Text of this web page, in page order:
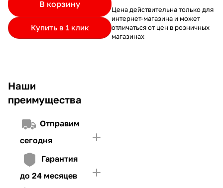
В корзину
Купить в 1 клик
Наши
преимущества
Отправим
сегодня
Гарантия
до 24 месяцев
и Первого взноса (в случае необходимости)
частями. Если лимит ниже стоимости товара, недостающую
сумму нужно внести Первым взносом
4. Иметь достаточно средств для внесения первой части платежа
Цена действительна только для
интернет-магазина и может
отличаться от цен в розничных
магазинах